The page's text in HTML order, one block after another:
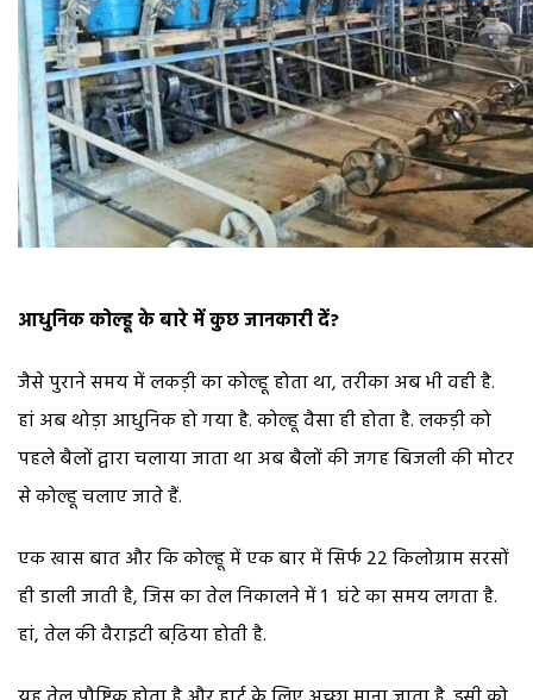
आधुनिक कोल्हू के बारे में कुछ जानकारी दें?
जैसे पुराने समय में लकड़ी का कोल्हू होता था, तरीका अब भी वही है.
हां अब थोड़ा आधुनिक हो गया है. कोल्हू वैसा ही होता है. लकड़ी को
पहले बैलों द्वारा चलाया जाता था अब बैलों की जगह बिजली की मोटर
से कोल्हू चलाए जाते हैं.
एक खास बात और कि कोल्हू में एक बार में सिर्फ 22 किलोग्राम सरसों
ही डाली जाती है, जिस का तेल निकालने में 1 घंटे का समय लगता है.
हां, तेल की वैराइटी बढि़या होती है.